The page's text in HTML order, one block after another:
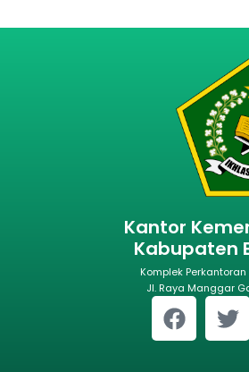
Kantor
Kabupaten
Komplek
Jl. Raya Manggar